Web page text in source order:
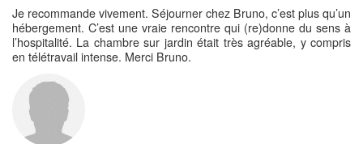
Je recommande vivement. Séjourner chez Bruno, c’est plus qu’un
hébergement. C’est une vraie rencontre qui (re)donne du sens à
l’hospitalité. La chambre sur jardin était très agréable, y compris
en télétravail intense. Merci Bruno.